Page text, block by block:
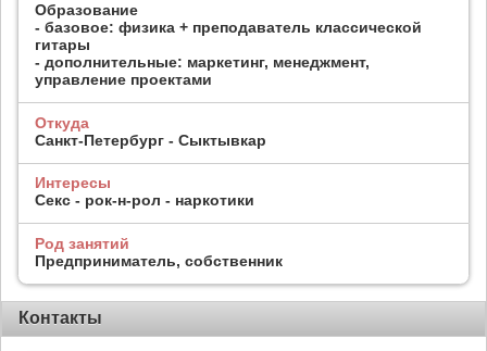
Образование
- базовое: физика + преподаватель классической
гитары
- дополнительные: маркетинг, менеджмент,
управление проектами
Откуда
Санкт-Петербург - Сыктывкар
Интересы
Секс - рок-н-рол - наркотики
Род занятий
Предприниматель, собственник
Контакты